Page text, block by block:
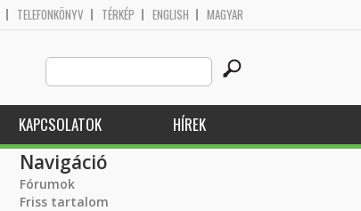
TELEFONKÖNYV TÉRKÉP ENGLISH MAGYAR
Search
this
site
KAPCSOLATOK HÍREK
Navigáció
Fórumok
Friss tartalom